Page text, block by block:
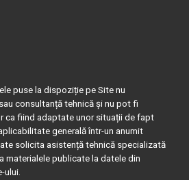
puse la dispoziție pe Site nu
consultanță tehnică și nu pot fi
ca fiind adaptate unor situații de fapt
generală într-un anumit
solicita asistență tehnică specializată
materialele publicate la datele din
ului.